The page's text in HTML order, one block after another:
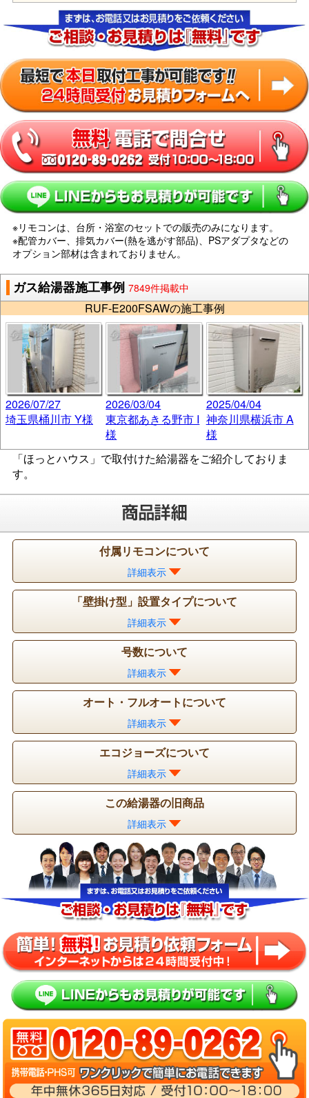
※リモコンは、台所・浴室のセットでの販売のみになります。
※配管カバー、排気カバー(熱を逃がす部品)、PSアダプタなどの
オプション部材は含まれておりません。
ガス給湯器施工事例 7849件掲載中
RUF-E200FSAWの施工事例
2026/07/27
埼玉県桶川市 Y様
2026/03/04
東京都あきる野市 I
様
2025/04/04
神奈川県横浜市 A
様
「ほっとハウス」で取付けた給湯器をご紹介しておりま
す。
付属リモコンについて
詳細表示
「壁掛け型」設置タイプについて
詳細表示
号数について
詳細表示
オート・フルオートについて
詳細表示
エコジョーズについて
詳細表示
この給湯器の旧商品
詳細表示